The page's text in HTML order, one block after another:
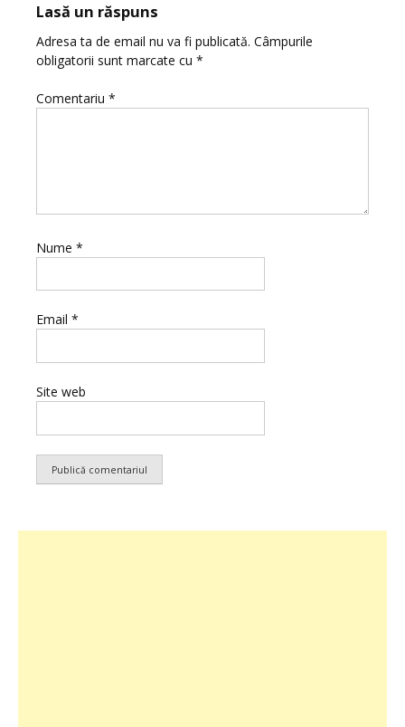
Lasă un răspuns
Adresa ta de email nu va fi publicată. Câmpurile
obligatorii sunt marcate cu *
Comentariu *
Nume *
Email *
Site web